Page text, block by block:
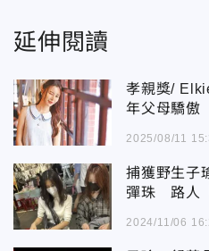
延伸閱讀
孝親獎/
年父母驕傲
2025/08/11
捕獲野生子
彈珠 路人
2024/11/06